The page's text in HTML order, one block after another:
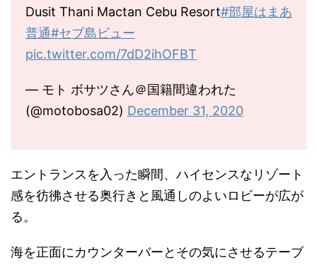
Dusit Thani Mactan Cebu Resort#部屋はまあ
普通#セブ島ビュー
pic.twitter.com/7dD2ihOFBT
— モト ボサツさん＠国籍間違われた
(@motobosa02) December 31, 2020
エントランスを入った瞬間、ハイセンスなリゾート
感を彷彿させる奥行きと風通しのよいロビーが広が
る。
海を正面にカウンターバーとその気にさせるテーブ